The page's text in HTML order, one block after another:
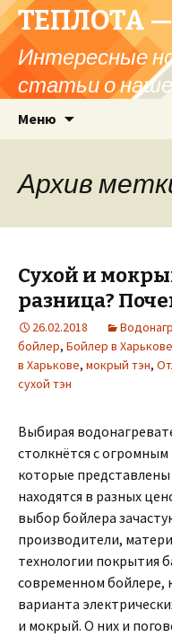
ТЕПЛОТА —
Интересные
статьи о
Меню
Архив
Сухой и
разница?
26.02.2018
бойлер, Бойлер в Харькове
в Харькове, мокрый тэн,
сухой тэн
Выбирая
столкнётся с
которые представлены
находятся в разных
выбор бойлера
производители,
технологии покрытия
современном бойлере,
варианта
и мокрый. О них и